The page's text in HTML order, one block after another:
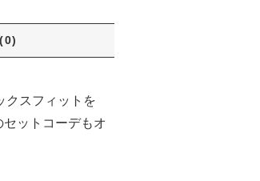
クスフィットを
ットコーデもオ